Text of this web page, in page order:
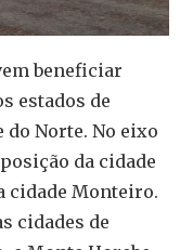
beneficiar
estados de
do Norte. No eixo
da cidade
cidade Monteiro.
cidades de